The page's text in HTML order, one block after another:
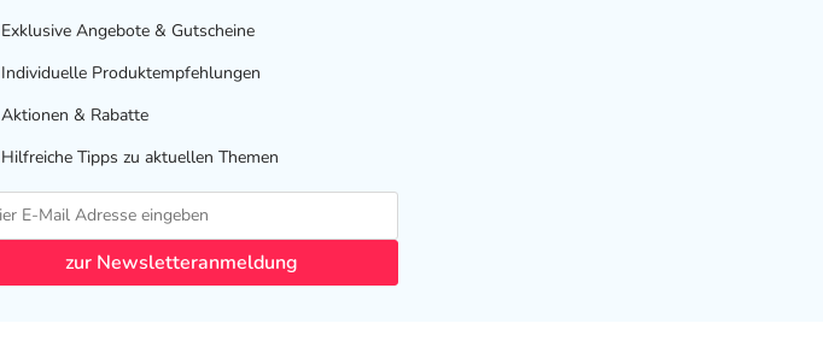
Exklusive Angebote & Gutscheine
Individuelle Produktempfehlungen
Aktionen & Rabatte
Hilfreiche Tipps zu aktuellen Themen
zur Newsletteranmeldung